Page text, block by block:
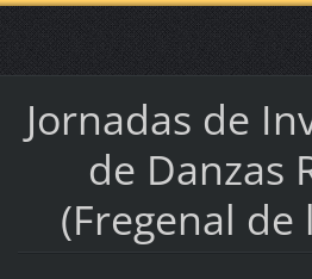
Jornadas de
de Danzas
(Fregenal de